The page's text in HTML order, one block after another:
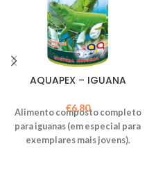
AQUAPEX – IGUANA
€6,80
Alimento composto completo
para iguanas (em especial para
exemplares mais jovens).